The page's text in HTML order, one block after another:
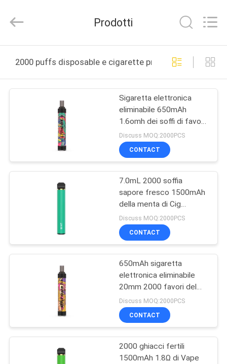
PRODOTTI
NOI
FABBRICA
CONTROLLO
QUALITÀ
RICHIEDA
Ltd..
Developed
Prodotti
2000 puffs disposable e cigarette produzione online
Sigaretta elettronica
eliminabile 650mAh
1.6omh dei soffi di favore
2000 del ghiaccio del
litchi
Discuss MOQ:2000PCS
CONTACT
7.0mL 2000 soffia
sapore fresco 1500mAh
della menta di Cig
eliminabile di Vape E
Discuss MOQ:2000PCS
CONTACT
650mAh sigaretta
elettronica eliminabile
20mm 2000 favori del
mango di Apple dei soffi
Discuss MOQ:2000PCS
CONTACT
2000 ghiacci fertili
1500mAh 1.8Ω di Vape